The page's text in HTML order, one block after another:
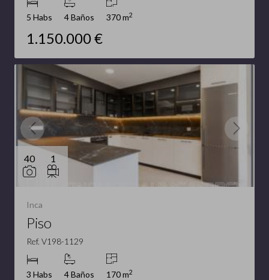
5 Habs 4 Baños 370 m2
1.150.000 €
40 1
Inca
Piso
Ref. V198-1129
3 Habs 4 Baños 170 m2